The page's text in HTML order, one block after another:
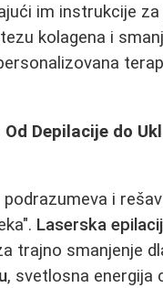
im instrukcije
kolagena i
Depilacije do
i
Laserska
trajno smanjenje
, svetlosna energija